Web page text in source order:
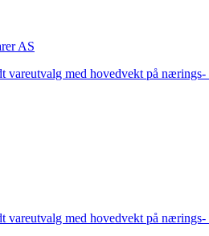
AS
vareutvalg med hovedvekt på nærings-
vareutvalg med hovedvekt på nærings-